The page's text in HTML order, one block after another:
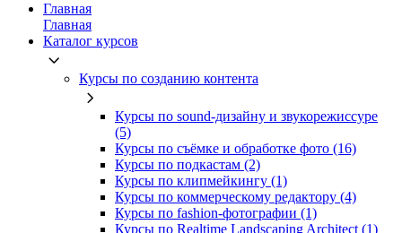
Главная
Главная
Каталог курсов
Курсы по созданию контента
Курсы по sound-дизайну и звукорежиссуре
(5)
Курсы по съёмке и обработке фото (16)
Курсы по подкастам (2)
Курсы по клипмейкингу (1)
Курсы по коммерческому редактору (4)
Курсы по fashion-фотографии (1)
Курсы по Realtime Landscaping Architect (1)